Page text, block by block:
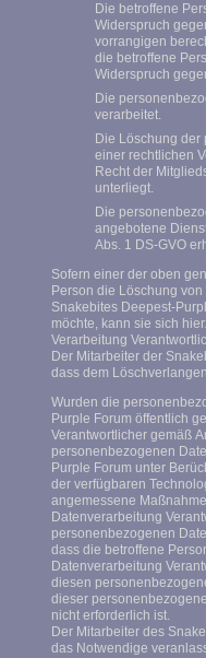
Die betroffene
Widerspruch
vorrangigen
die betroffene
Widerspruch
Die
verarbeitet.
Die Löschung der
einer rechtlichen
Recht der
unterliegt.
Die
angebotene
Abs. 1 DS-GVO
Sofern einer der oben
Person die Löschung
Snakebites Deepest-
möchte, kann sie sich
Verarbeitung
Der Mitarbeiter der
dass dem
Wurden die
Purple Forum öffentlich
Verantwortlicher gemäß
personenbezogenen
Purple Forum unter
der verfügbaren
angemessene
Datenverarbeitung
personenbezogenen
dass die betroffene
Datenverarbeitung
diesen
dieser
nicht erforderlich ist.
Der Mitarbeiter des
das Notwendige